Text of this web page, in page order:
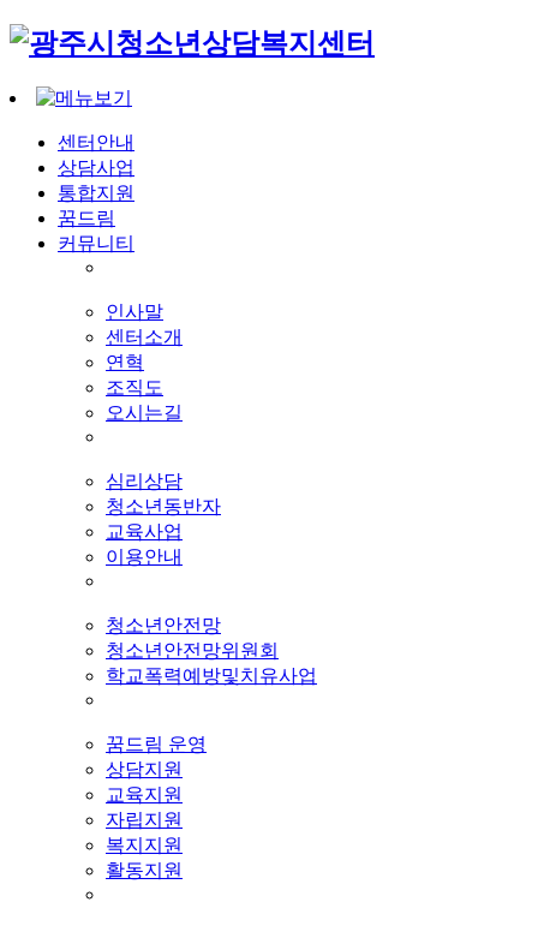
센터안내
상담사업
통합지원
꿈드림
커뮤니티
인사말
센터소개
연혁
조직도
오시는길
심리상담
청소년동반자
교육사업
이용안내
청소년안전망
청소년안전망위원회
학교폭력예방및치유사업
꿈드림 운영
상담지원
교육지원
자립지원
복지지원
활동지원